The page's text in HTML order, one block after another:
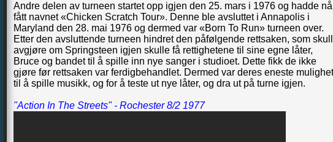
Andre delen av turneen startet opp igjen den 25. mars i 1976 og hadde nå
fått navnet «Chicken Scratch Tour». Denne ble avsluttet i Annapolis i
Maryland den 28. mai 1976 og dermed var «Born To Run» turneen over.
Etter den avsluttende turneen hindret den påfølgende rettsaken, som
avgjøre om Springsteen igjen skulle få rettighetene til sine egne låter,
Bruce og bandet til å spille inn nye sanger i studioet. Dette fikk de ikke
gjøre før rettsaken var ferdigbehandlet. Dermed var deres eneste mulighet
til å spille musikk, og for å teste ut nye låter, og dra ut på turne igjen.
"Action In The Streets" - Rochester 8/2 1977